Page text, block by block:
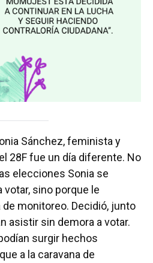
Sánchez, feminista y
28F fue un día diferente. No
elecciones Sonia se
votar, sino porque le
de monitoreo. Decidió, junto
asistir sin demora a votar.
surgir hechos
a la caravana de